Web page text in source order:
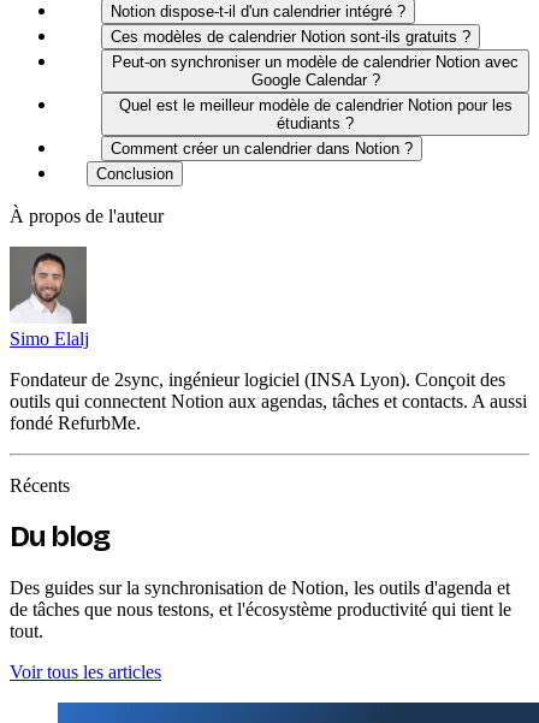
Notion dispose-t-il d'un calendrier intégré ?
Ces modèles de calendrier Notion sont-ils gratuits ?
Peut-on synchroniser un modèle de calendrier Notion avec
Google Calendar ?
Quel est le meilleur modèle de calendrier Notion pour les
étudiants ?
Comment créer un calendrier dans Notion ?
Conclusion
À propos de l'auteur
Simo Elalj
Fondateur de 2sync, ingénieur logiciel (INSA Lyon). Conçoit des
outils qui connectent Notion aux agendas, tâches et contacts. A aussi
fondé RefurbMe.
Récents
Du blog
Des guides sur la synchronisation de Notion, les outils d'agenda et
de tâches que nous testons, et l'écosystème productivité qui tient le
tout.
Voir tous les articles